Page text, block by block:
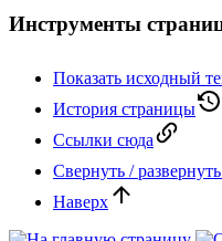
Инструменты
Показать исходный
История страницы
Ссылки сюда
Свернуть /
Наверх